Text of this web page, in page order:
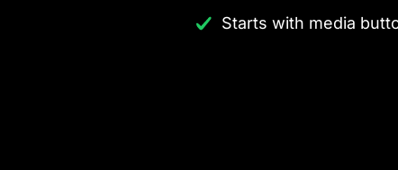
Starts with media